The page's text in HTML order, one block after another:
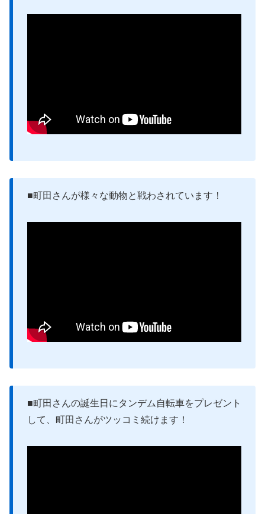
■町田さんが様々な動物と戦わされています！
■町田さんの誕生日にタンデム自転車をプレゼント
して、町田さんがツッコミ続けます！